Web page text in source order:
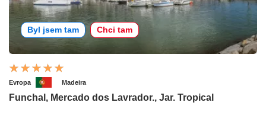
Byl jsem tam Chci tam
Evropa Madeira
Funchal, Mercado dos Lavrador., Jar. Tropical